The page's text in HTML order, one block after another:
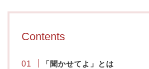
Contents
「聞かせてよ」とは